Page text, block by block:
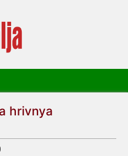
hrivnya